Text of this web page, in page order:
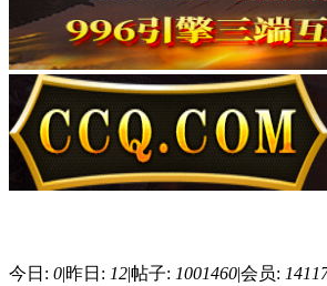
今日: 0|昨日: 12|帖子: 1001460|会员: